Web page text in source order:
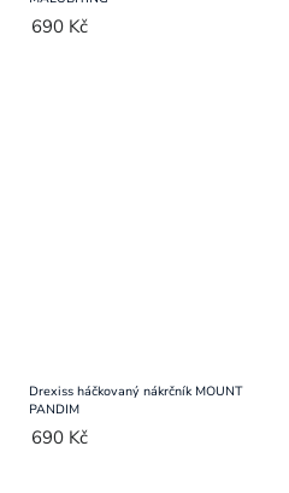
690 Kč
Drexiss háčkovaný nákrčník MOUNT
PANDIM
690 Kč